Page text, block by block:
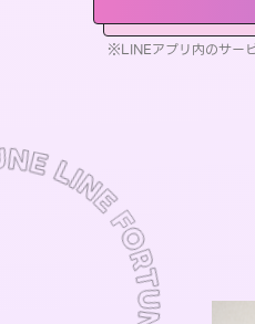
※LINEアプリ内のサー